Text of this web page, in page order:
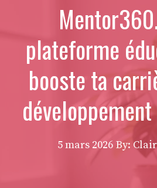
plateforme
booste ta
5 mars 2026 By: